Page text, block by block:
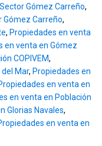
Gómez Carreño,
Gómez Carreño,
, Propiedades en venta
en venta en Gómez
COPIVEM,
Mar, Propiedades en
en venta en
en venta en Población
Glorias Navales,
en venta en